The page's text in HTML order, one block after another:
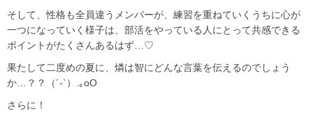
そして、性格も全員違うメンバーが、練習を重ねていくうちに心が
一つになっていく様子は、部活をやっている人にとって共感できる
ポイントがたくさんあるはず…♡
果たして二度めの夏に、燐は智にどんな言葉を伝えるのでしょう
か…？？（´-`）.｡oO
さらに！